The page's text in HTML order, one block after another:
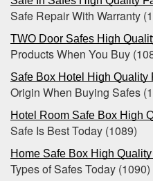
Safe Repair With Warranty
TWO Door Safes High
Products When You Buy
Safe Box Hotel High Quality
Origin When Buying Safes
Hotel Room Safe Box High
Safe Is Best Today (1089)
Home Safe Box High
Types of Safes Today (1090)